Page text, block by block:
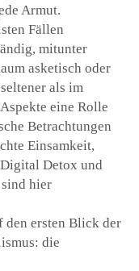
Armut.
Fällen
mitunter
asketisch oder
als im
eine Rolle
Betrachtungen
Einsamkeit,
Detox und
hier
den ersten Blick der
die